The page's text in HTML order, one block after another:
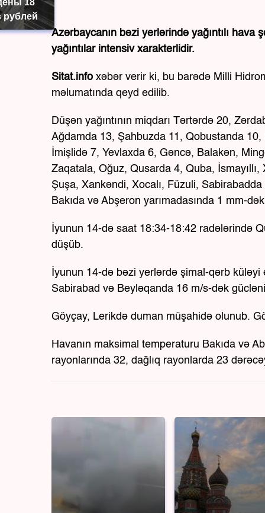
18
рублей
Azərbaycanın bəzi yerlərində yağıntılı hava
yağıntılar intensiv xarakterlidir.
Sitat.info xəbər verir ki, bu barədə Milli
məlumatında qeyd edilib.
Düşən yağıntının miqdarı Tərtərdə 20,
Ağdamda 13, Şahbuzda 11, Qobustanda
İmişlidə 7, Yevlaxda 6, Gəncə, Balakən,
Zaqatala, Oğuz, Qusarda 4, Quba, İsmayıllı,
Şuşa, Xankəndi, Xocalı, Füzuli,
Bakıda və Abşeron yarımadasında 1 mm-
İyunun 14-də saat 18:34-18:42 radələrində
düşüb.
İyunun 14-də bəzi yerlərdə şimal-qərb
Sabirabad və Beyləqanda 16 m/s-dək
Göyçay, Lerikdə duman müşahidə olunub.
Havanın maksimal temperaturu Bakıda və
rayonlarında 32, dağlıq rayonlarda 23